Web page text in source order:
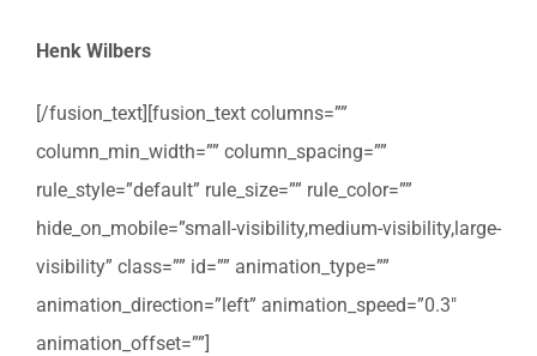
Henk Wilbers
[/fusion_text][fusion_text columns=””
column_min_width=”” column_spacing=””
rule_style=”default” rule_size=”” rule_color=””
hide_on_mobile=”small-visibility,medium-visibility,large-
visibility” class=”” id=”” animation_type=””
animation_direction=”left” animation_speed=”0.3″
animation_offset=””]